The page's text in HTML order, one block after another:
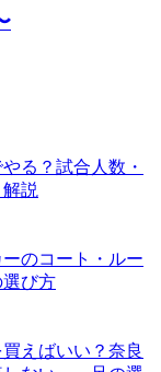
る？試合人数・
説
のコート・ルー
び方
えばいい？奈良